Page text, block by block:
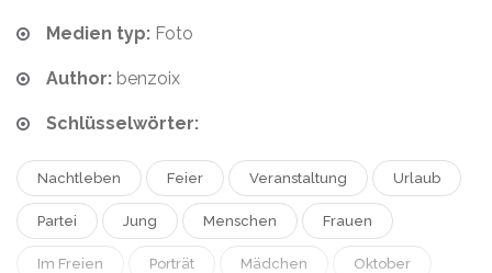
Medien typ: Foto
Author: benzoix
Schlüsselwörter:
Nachtleben Feier Veranstaltung Urlaub
Partei Jung Menschen Frauen
Im Freien Porträt Mädchen Oktober